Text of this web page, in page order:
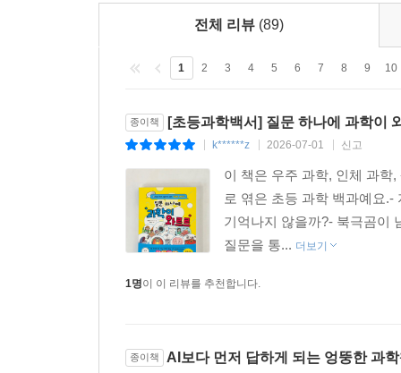
전체 리뷰 (89)
1 2 3 4 5 6 7 8 9 10
종이책 [초등과학백서] 질문 하나에 과학이
k******z 2026-07-01 신고
이 책은 우주 과학, 인체 과학
로 엮은 초등 과학 백과예요
기억나지 않을까?- 북극곰이
질문을 통... 더보기
1명이 이 리뷰를 추천합니다.
종이책 AI보다 먼저 답하게 되는 엉뚱한 과